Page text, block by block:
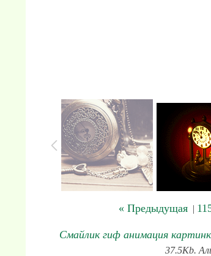
« Предыдущая |
Смайлик гиф анимация
37.5Kb.